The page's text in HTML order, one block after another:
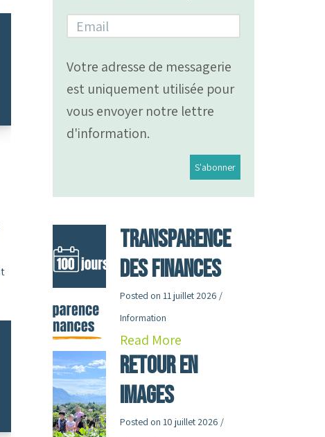
Votre adresse de messagerie
est uniquement utilisée pour
vous envoyer notre lettre
d'information.
Transparence
des finances
Posted on 11 juillet 2026 /
Information
Read More
RETOUR en
images
Posted on 10 juillet 2026 /